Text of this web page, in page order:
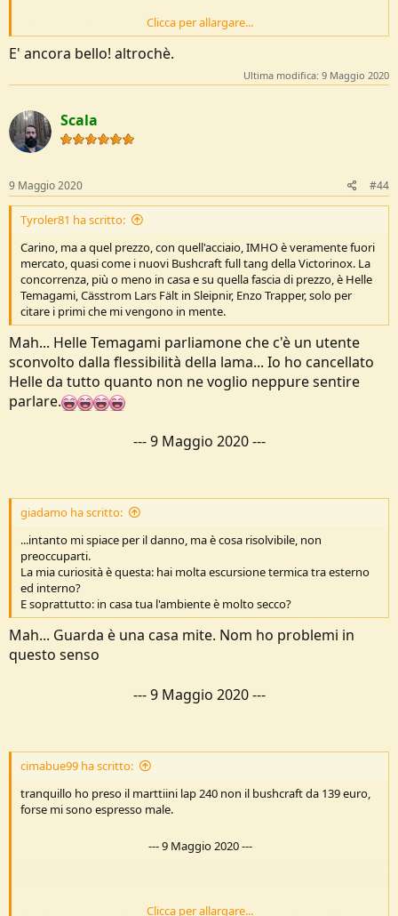
L'ho tenuto fermo in casa...si è scollato tutto!!
Clicca per allargare...
E' ancora bello! altrochè.
Ultima modifica: 9 Maggio 2020
Scala
9 Maggio 2020 #44
Tyroler81 ha scritto:
Carino, ma a quel prezzo, con quell'acciaio, IMHO è veramente fuori
mercato, quasi come i nuovi Bushcraft full tang della Victorinox. La
concorrenza, più o meno in casa e su quella fascia di prezzo, è Helle
Temagami, Cässtrom Lars Fält in Sleipnir, Enzo Trapper, solo per
citare i primi che mi vengono in mente.
Mah... Helle Temagami parliamone che c'è un utente
sconvolto dalla flessibilità della lama... Io ho cancellato
Helle da tutto quanto non ne voglio neppure sentire
parlare.
---9 Maggio 2020---
giadamo ha scritto:
...intanto mi spiace per il danno, ma è cosa risolvibile, non
preoccuparti.
La mia curiosità è questa: hai molta escursione termica tra esterno
ed interno?
E soprattutto: in casa tua l'ambiente è molto secco?
Mah... Guarda è una casa mite. Nom ho problemi in
questo senso
---9 Maggio 2020---
cimabue99 ha scritto:
tranquillo ho preso il marttiini lap 240 non il bushcraft da 139 euro,
forse mi sono espresso male.
---9 Maggio 2020---
Clicca per allargare...